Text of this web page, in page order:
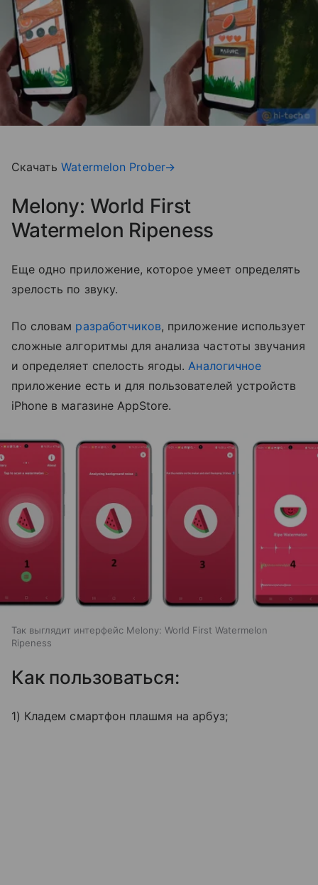
СкачатьWatermelon Prober→
Melony: World First
Watermelon Ripeness
Еще одно приложение, которое умеет определять
зрелость по звуку.
По словам разработчиков, приложение использует
сложные алгоритмы для анализа частоты звучания
и определяет спелость ягоды.Аналогичное
приложение есть и для пользователей устройств
iPhone в магазине AppStore.
Так выглядит интерфейс Melony: World First Watermelon
Ripeness
Как пользоваться:
1) Кладем смартфон плашмя на арбуз;